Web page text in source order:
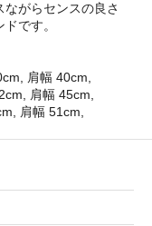
がらセンスの良さ
です。
肩幅 40cm,
肩幅 45cm,
肩幅 51cm,